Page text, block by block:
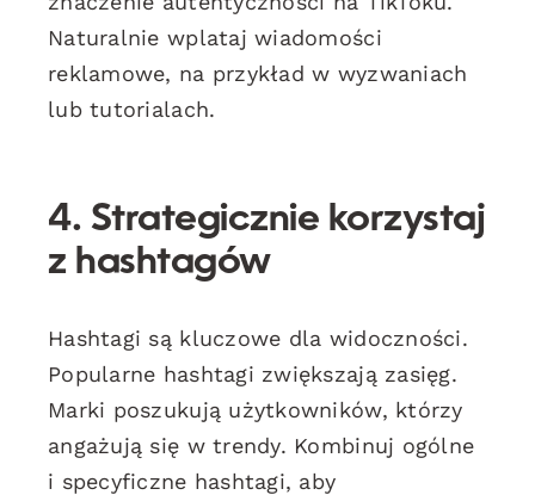
Naturalnie wplataj wiadomości
reklamowe, na przykład w wyzwaniach
lub tutorialach.
4. Strategicznie korzystaj
z hashtagów
Hashtagi są kluczowe dla widoczności.
Popularne hashtagi zwiększają zasięg.
Marki poszukują użytkowników, którzy
angażują się w trendy. Kombinuj ogólne
i specyficzne hashtagi, aby